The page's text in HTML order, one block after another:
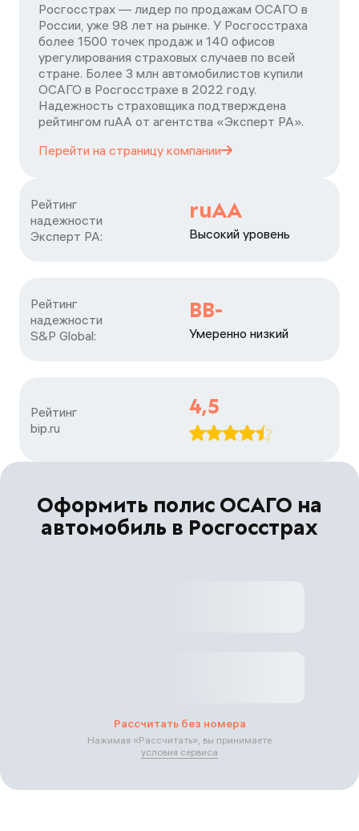
Росгосстрах — лидер по продажам ОСАГО в
России, уже 98 лет на рынке. У Росгосстраха
более 1500 точек продаж и 140 офисов
урегулирования страховых случаев по всей
стране. Более 3 млн автомобилистов купили
ОСАГО в Росгосстрахе в 2022 году.
Надежность страховщика подтверждена
рейтингом ruАА от агентства «Эксперт РА».
Перейти на страницу компании
Рейтинг
надежности
Эксперт РА:
ruAA
Высокий уровень
Рейтинг
надежности
S&P Global:
BB-
Умеренно низкий
Рейтинг
bip.ru
4,5
Оформить полис ОСАГО на
автомобиль в Росгосстрах
Рассчитать без номера
Нажимая «Рассчитать», вы принимаете
условия сервиса